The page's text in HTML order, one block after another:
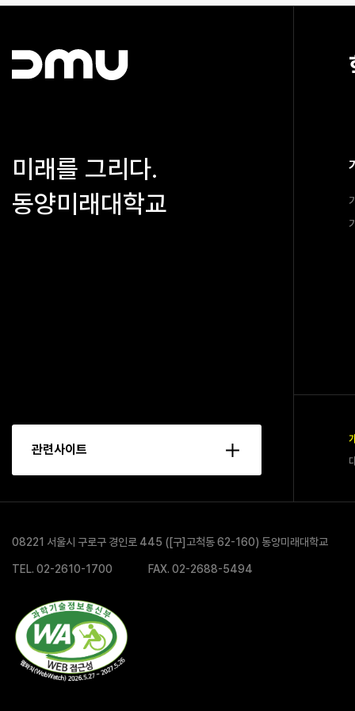
미래를 그리다.
동양미래대학교
관련사이트
08221 서울시 구로구 경인로 445 ([구]고척동 62-160) 동양미래대학교
TEL. 02-2610-1700 FAX. 02-2688-5494